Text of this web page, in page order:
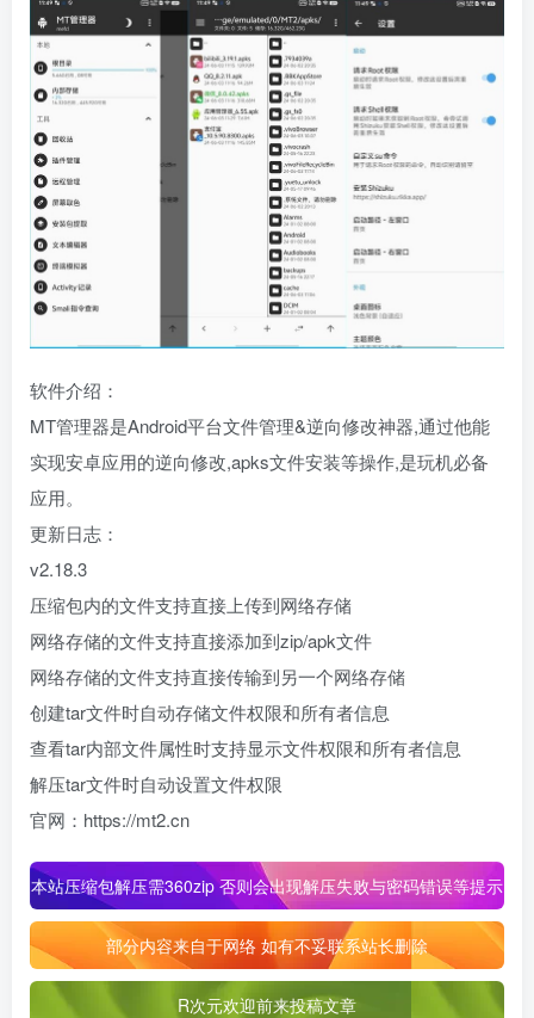
软件介绍：
MT管理器是Android平台文件管理&逆向修改神器,通过他能
实现安卓应用的逆向修改,apks文件安装等操作,是玩机必备
应用。
更新日志：
v2.18.3
压缩包内的文件支持直接上传到网络存储
网络存储的文件支持直接添加到zip/apk文件
网络存储的文件支持直接传输到另一个网络存储
创建tar文件时自动存储文件权限和所有者信息
查看tar内部文件属性时支持显示文件权限和所有者信息
解压tar文件时自动设置文件权限
官网：https://mt2.cn
本站压缩包解压需360zip 否则会出现解压失败与密码错误等提示
部分内容来自于网络 如有不妥联系站长删除
R次元欢迎前来投稿文章